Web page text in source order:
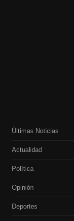
Últimas Noticias
Actualidad
Política
Opinión
Deportes